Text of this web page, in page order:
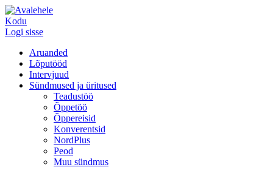
Kodu
Logi sisse
Aruanded
Lõputööd
Intervjuud
Sündmused ja üritused
Teadustöö
Õppetöö
Õppereisid
Konverentsid
NordPlus
Peod
Muu sündmus